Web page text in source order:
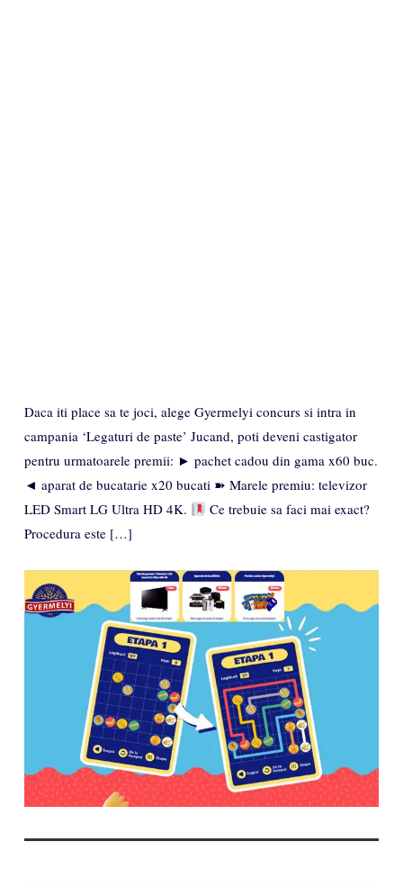
Daca iti place sa te joci, alege Gyermelyi concurs si intra in
campania ‘Legaturi de paste’ Jucand, poti deveni castigator
pentru urmatoarele premii: ► pachet cadou din gama x60 buc.
◄ aparat de bucatarie x20 bucati ➽ Marele premiu: televizor
LED Smart LG Ultra HD 4K.
Ce trebuie sa faci mai exact?
Procedura este […]